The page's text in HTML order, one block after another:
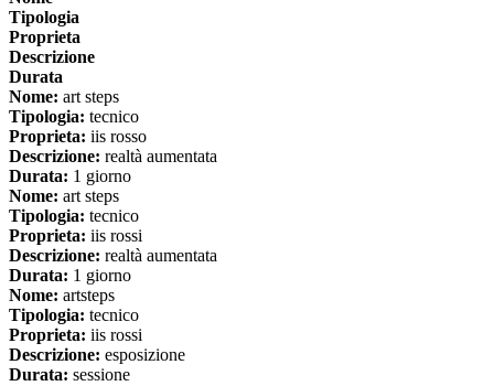
Tipologia
Proprieta
Descrizione
Durata
Nome: art steps
Tipologia: tecnico
Proprieta: iis rosso
Descrizione: realtà aumentata
Durata: 1 giorno
Nome: art steps
Tipologia: tecnico
Proprieta: iis rossi
Descrizione: realtà aumentata
Durata: 1 giorno
Nome: artsteps
Tipologia: tecnico
Proprieta: iis rossi
Descrizione: esposizione
Durata: sessione